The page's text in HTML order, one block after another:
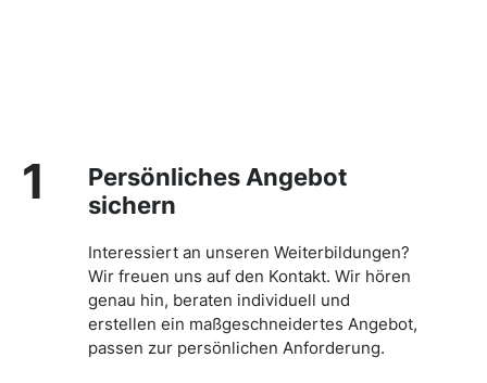
1
Persönliches Angebot
sichern
Interessiert an unseren Weiterbildungen?
Wir freuen uns auf den Kontakt. Wir hören
genau hin, beraten individuell und
erstellen ein maßgeschneidertes Angebot,
passen zur persönlichen Anforderung.